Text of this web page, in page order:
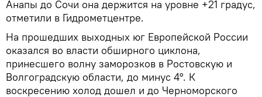
Анапы до Сочи она держится на уровне +21 градус,
отметили в Гидрометцентре.
На прошедших выходных юг Европейской России
оказался во власти обширного циклона,
принесшего волну заморозков в Ростовскую и
Волгоградскую области, до минус 4°. К
воскресению холод дошел и до Черноморского